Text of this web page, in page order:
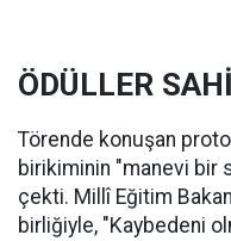
ÖDÜLLER
Törende konuşan
birikiminin "manevi bir
çekti. Millî Eğitim
birliğiyle, "Kaybedeni